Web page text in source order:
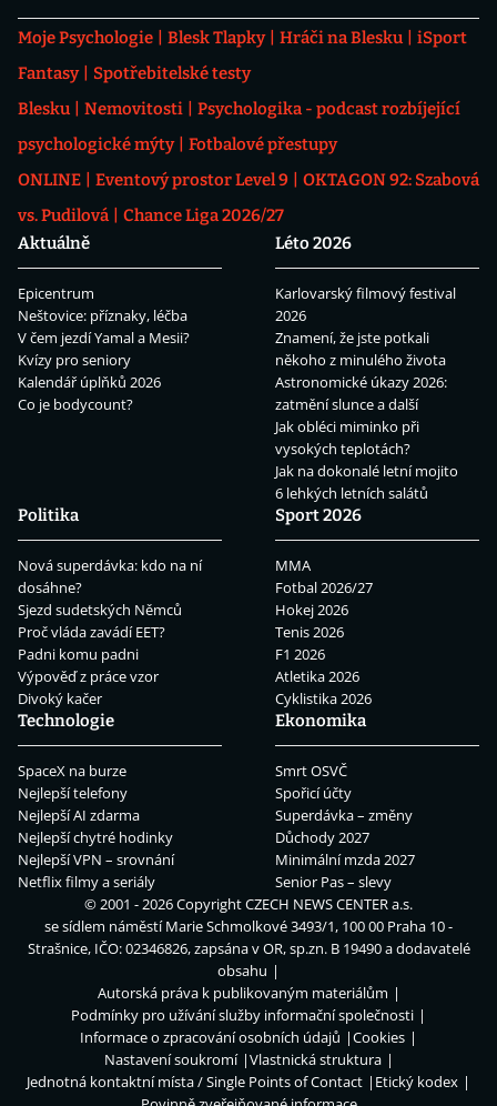
Moje Psychologie Blesk Tlapky Hráči na Blesku
iSport
Fantasy
Spotřebitelské testy
Blesku
Nemovitosti
Psychologika - podcast rozbíjející
psychologické mýty
Fotbalové přestupy
ONLINE
Eventový prostor Level 9
OKTAGON 92: Szabová
vs. Pudilová
Chance Liga 2026/27
Aktuálně
Epicentrum
Neštovice: příznaky, léčba
V čem jezdí Yamal a Mesii?
Kvízy pro seniory
Kalendář úplňků 2026
Co je bodycount?
Léto 2026
Karlovarský filmový festival
2026
Znamení, že jste potkali
někoho z minulého života
Astronomické úkazy 2026:
zatmění slunce a další
Jak obléci miminko při
vysokých teplotách?
Jak na dokonalé letní mojito
6 lehkých letních salátů
Politika
Nová superdávka: kdo na ní
dosáhne?
Sjezd sudetských Němců
Proč vláda zavádí EET?
Padni komu padni
Výpověď z práce vzor
Divoký kačer
Sport 2026
MMA
Fotbal 2026/27
Hokej 2026
Tenis 2026
F1 2026
Atletika 2026
Cyklistika 2026
Technologie
SpaceX na burze
Nejlepší telefony
Nejlepší AI zdarma
Nejlepší chytré hodinky
Nejlepší VPN – srovnání
Netflix filmy a seriály
Ekonomika
Smrt OSVČ
Spořicí účty
Superdávka – změny
Důchody 2027
Minimální mzda 2027
Senior Pas – slevy
© 2001 - 2026 CopyrightCZECH NEWS CENTER a.s.
se sídlem náměstí Marie Schmolkové 3493/1, 100 00 Praha 10 -
Strašnice, IČO: 02346826, zapsána v OR, sp.zn. B 19490 a dodavatelé
obsahu
Autorská práva k publikovaným materiálům
Podmínky pro užívání služby informační společnosti
Informace o zpracování osobních údajů
Cookies
Nastavení soukromí
Vlastnická struktura
Jednotná kontaktní místa / Single Points of Contact
Etický kodex